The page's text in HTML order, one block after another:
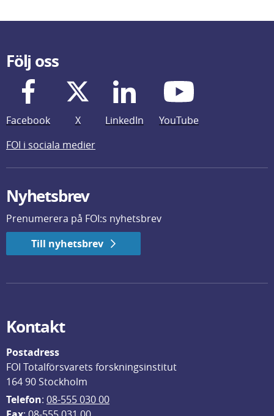
Följ oss
Facebook X LinkedIn
YouTube
FOI i sociala medier
Nyhetsbrev
Prenumerera på FOI:s nyhetsbrev
Till nyhetsbrev
Kontakt
Postadress
FOI Totalförsvarets forskningsinstitut
164 90 Stockholm
Telefon: 08-555 030 00